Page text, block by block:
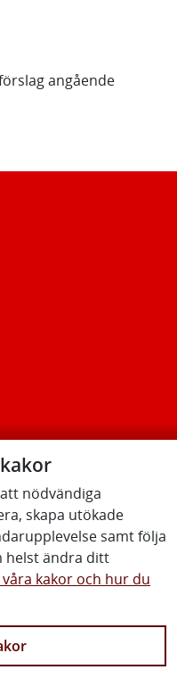
nödvändiga
skapa utökade
samt följa
helst ändra ditt
kakor och hur du
angående